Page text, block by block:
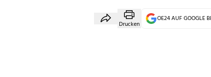
Drucken
OE24 AUF GOOGLE